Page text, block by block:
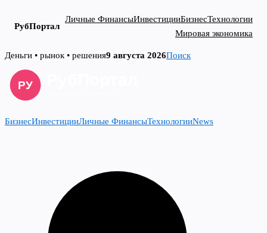
РубПортал
Личные ФинансыИнвестицииБизнесТехнологии
Мировая экономика
Skip
content
Деньги • рынок • решения9 августа 2026Поиск
БизнесИнвестицииЛичные ФинансыТехнологииNews